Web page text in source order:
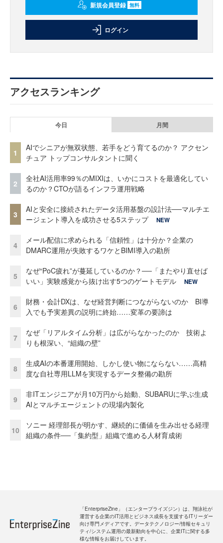
新規会員登録 無料
ログイン
アクセスランキング
今日 月間
1
AIでシニアが無双状態、若手をどう育てるのか？ アクセン
チュア トップコンサルタントに聞く
2
全社AI活用率99％のMIXIは、いかにコストを最適化してい
るのか？CTOが語るインフラ運用戦略
3
AIと安全に接続されたデータ活用基盤の設計法──マルチエ
ージェント導入を成功させる5ステップ
NEW
4
メール配信に求められる「信頼性」は十分か？企業の
DMARC運用が失敗するワケとBIMI導入の勘所
5
なぜ“PoC疲れ”が蔓延しているのか？──「またやり直せば
いい」実験感覚から抜け出す5つのゲートモデル
NEW
6
財務・会計DXは、なぜ経営判断につながらないのか BI導
入でも予実差異の説明に終始……変革の要諦は
7
なぜ「リアルタイム分析」は広がらなかったのか 技術よ
りも根深い、“組織の壁”
8
生成AIの本番運用開始、しかし使い物にならない……高精
度な自社専用LLMを実現するデータ整備の勘所
9
非ITエンジニアが月10万円から始動、SUBARUに学ぶ生成
AIとマルチエージェントの現場内製化
10
ソニー 経理部長が明かす、継続的に価値を生み出せる経理
組織の条件──「集約型」組織で進める人材育成術
「EnterpriseZine」（エンタープライズジン）は、翔泳社が
運営する企業のIT活用とビジネス成長を支援するITリーダー
向け専門メディアです。データテクノロジー/情報セキュリ
ティ/システム運用の最新動向を中心に、企業ITに関する多
様な情報をお届けしています。